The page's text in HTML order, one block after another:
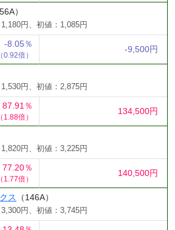
）
円、初値：1,085円
-8.05％
（0.92倍）
-9,500円
円、初値：2,875円
87.91％
（1.88倍）
134,500円
円、初値：3,225円
77.20％
（1.77倍）
140,500円
ス （146A）
円、初値：3,745円